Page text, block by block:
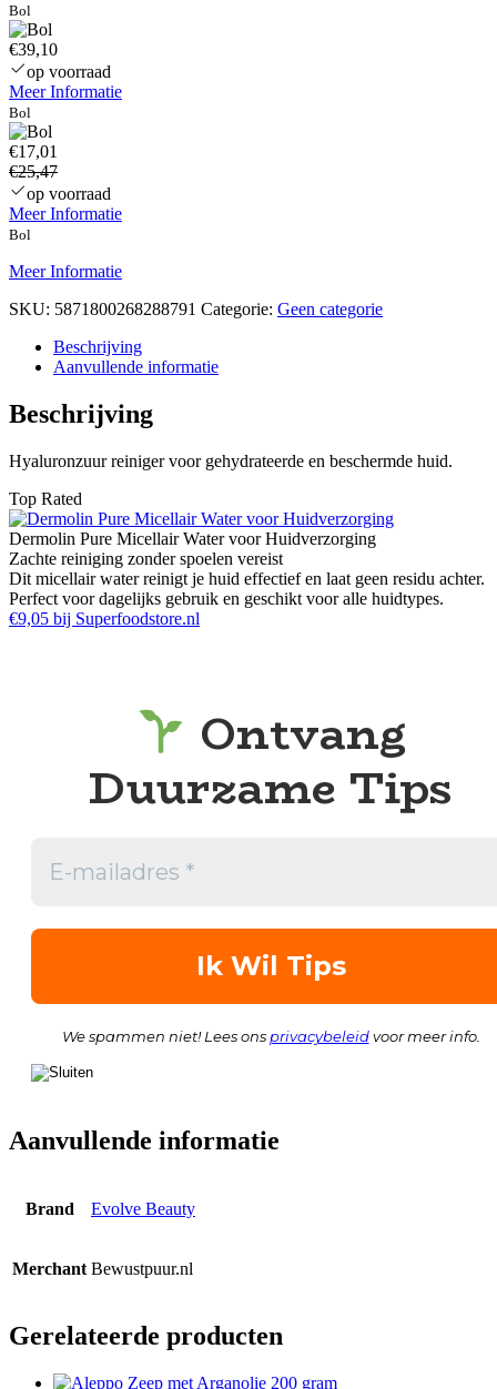
Bol
€39,10
op voorraad
Meer Informatie
Bol
€17,01
€25,47
op voorraad
Meer Informatie
Bol
Meer Informatie
SKU: 5871800268288791 Categorie: Geen categorie
Beschrijving
Aanvullende informatie
Beschrijving
Hyaluronzuur reiniger voor gehydrateerde en beschermde huid.
Top Rated
Dermolin Pure Micellair Water voor Huidverzorging
Zachte reiniging zonder spoelen vereist
Dit micellair water reinigt je huid effectief en laat geen residu achter.
Perfect voor dagelijks gebruik en geschikt voor alle huidtypes.
€9,05 bij Superfoodstore.nl
Ontvang
Duurzame Tips
We spammen niet! Lees ons privacybeleidvoor meer info.
Aanvullende informatie
Brand Evolve Beauty
Merchant Bewustpuur.nl
Gerelateerde producten